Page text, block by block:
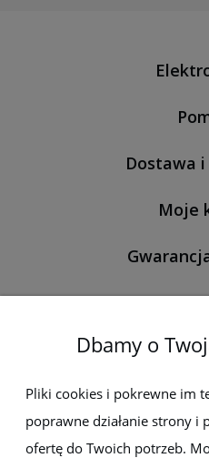
Dostawa i
Moje
O
Zapisz się do newslettera, aby
Dbamy o
Pliki cookies i pokrewne im
poprawne działanie strony i
ofertę do Twoich potrzeb.